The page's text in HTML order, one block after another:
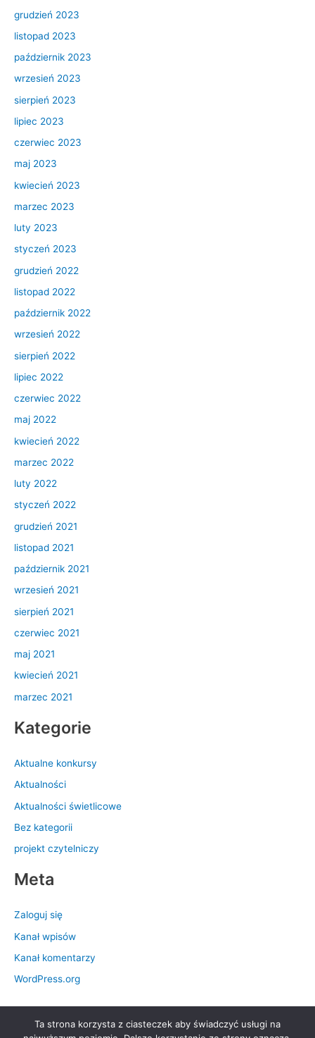
grudzień 2023
listopad 2023
październik 2023
wrzesień 2023
sierpień 2023
lipiec 2023
czerwiec 2023
maj 2023
kwiecień 2023
marzec 2023
luty 2023
styczeń 2023
grudzień 2022
listopad 2022
październik 2022
wrzesień 2022
sierpień 2022
lipiec 2022
czerwiec 2022
maj 2022
kwiecień 2022
marzec 2022
luty 2022
styczeń 2022
grudzień 2021
listopad 2021
październik 2021
wrzesień 2021
sierpień 2021
czerwiec 2021
maj 2021
kwiecień 2021
marzec 2021
Kategorie
Aktualne konkursy
Aktualności
Aktualności świetlicowe
Bez kategorii
projekt czytelniczy
Meta
Zaloguj się
Kanał wpisów
Kanał komentarzy
WordPress.org
Prawa autorskie © 2026 Szkoła Podstawowa nr 28 im. Królowej
Ta strona korzysta z ciasteczek aby świadczyć usługi na